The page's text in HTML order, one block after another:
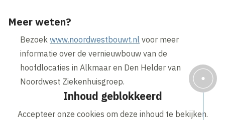
Meer weten?
Bezoekwww.noordwestbouwt.nl voor meer
informatie over de vernieuwbouw van de
hoofdlocaties in Alkmaar en Den Helder van
Noordwest Ziekenhuisgroep.
Inhoud geblokkeerd
Accepteer onze cookies om deze inhoud te bekijken.